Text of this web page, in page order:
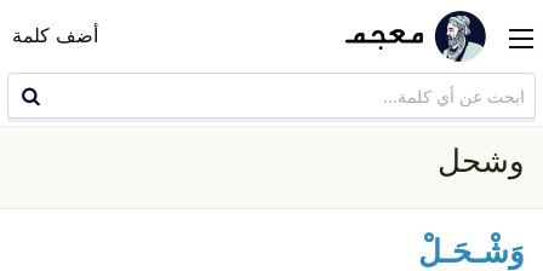
أضف كلمة
وشحل
وَشْـحَـلْ